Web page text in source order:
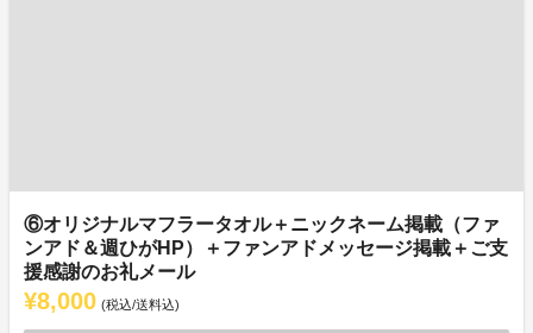
⑥オリジナルマフラータオル＋ニックネーム掲載（ファ
ンアド＆週ひがHP）＋ファンアドメッセージ掲載＋ご支
援感謝のお礼メール
¥8,000 (税込/送料込)